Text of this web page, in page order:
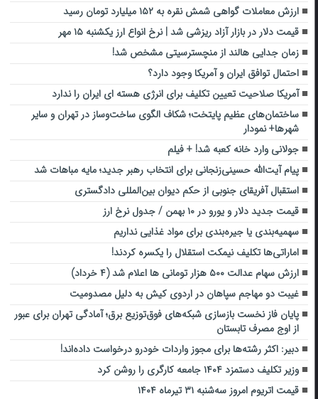
ارزش معاملات گواهی شمش نقره به ۱۵۲ میلیارد تومان رسید
قیمت دلار در بازار آزاد ریزشی شد | نرخ انواع ارز یکشنبه ۱۵ مهر
زمان جدایی هالند از منچسترسیتی مشخص شد!‏
احتمال توافق ایران و آمریکا وجود دارد؟
آمریکا صلاحیت تعیین تکلیف برای انرژی هسته ای ایران را ندارد
ساختمان‌های عظیم پایتخت؛ شکاف الگوی ساخت‌وساز در تهران و سایر
شهرها+ نمودار
جولانی وارد خانه کعبه شد! + فیلم
پیام آیت‌الله ‌حسینی‌زنجانی برای انتخاب رهبر جدید؛ مایه مباهات شد
استقبال آفریقای جنوبی از حکم دیوان بین‌المللی دادگستری
قیمت جدید دلار و یورو در ۱۰ بهمن / جدول نرخ ارز
سهمیه‌بندی یا جیره‌بندی برای مواد غذایی نداریم
اماراتی‌ها تکلیف نیمکت استقلال را یکسره کردند!
ارزش سهام عدالت ۵۰۰ هزار تومانی ها اعلام شد (۴ خرداد)
غیبت دو مهاجم سپاهان در اردوی کیش به دلیل مصدومیت
پایان فاز نخست بازسازی شبکه‌های فوق‌توزیع برق؛ آمادگی تهران برای عبور
از اوج مصرف تابستان
دبیر: اکثر رشته‌ها برای مجوز واردات خودرو درخواست داده‌اند!
وزیر تکلیف دستمزد ۱۴۰۴ جامعه کارگری را روشن کرد
قیمت اتریوم امروز سه‌شنبه ۳۱ تیرماه ۱۴۰۴